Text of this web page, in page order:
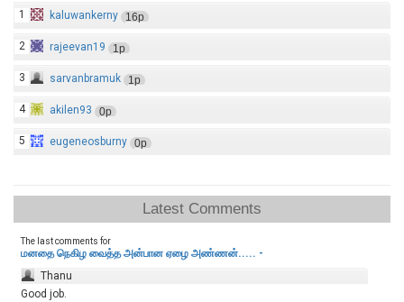
1 kaluwankerny 16p
2 rajeevan19 1p
3 sarvanbramuk 1p
4 akilen93 0p
5 eugeneosburny 0p
Latest Comments
The last comments for
மனதை நெகிழ வைத்த அன்பான ஏழை அண்ணன்..... -
Thanu
Good job.